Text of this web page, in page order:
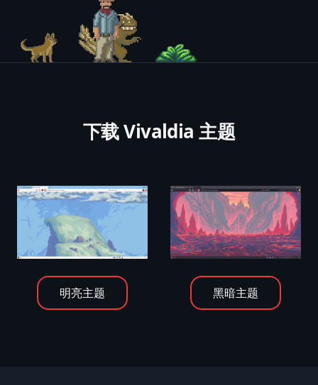
下载 Vivaldia 主题
明亮主题 黑暗主题